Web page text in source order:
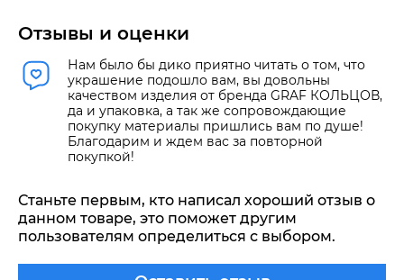
Отзывы и оценки
Нам было бы дико приятно читать о том, что
украшение подошло вам, вы довольны
качеством изделия от бренда GRAF КОЛЬЦОВ,
да и упаковка, а так же сопровождающие
покупку материалы пришлись вам по душе!
Благодарим и ждем вас за повторной
покупкой!
Станьте первым, кто написал хороший отзыв о
данном товаре, это поможет другим
пользователям определиться с выбором.